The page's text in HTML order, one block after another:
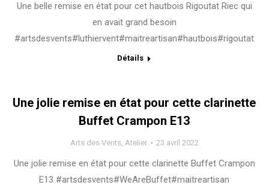
Une belle remise en état pour cet hautbois Rigoutat Riec qui
en avait grand besoin
#artsdesvents#luthiervent#maitreartisan#hautbois#rigoutat
Détails
Une jolie remise en état pour cette clarinette
Buffet Crampon E13
Arts des Vents, Atelier 23 avril 2022
Une jolie remise en état pour cette clarinette Buffet Crampon
E13 #artsdesvents#WeAreBuffet#maitreartisan